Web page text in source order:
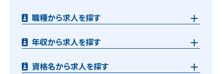
職種から求人を探す
年収から求人を探す
資格名から求人を探す